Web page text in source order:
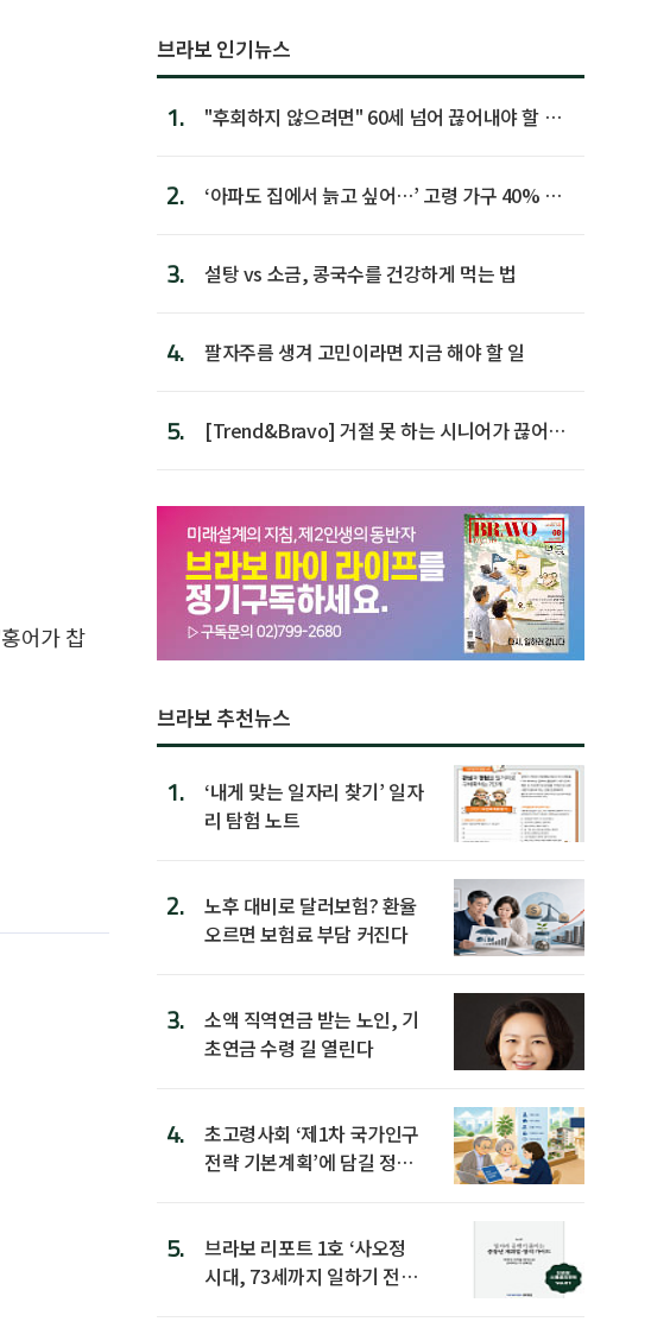
어가 찹
브라보 인기뉴스
1.
"후회하지 않으려면" 60세 넘어 끊어내야 할 사
2.
‘아파도 집에서 늙고 싶어…’ 고령 가구 40% 노
3. 설탕 vs 소금, 콩국수를 건강하게 먹는 법
4. 팔자주름 생겨 고민이라면 지금 해야 할 일
5.
[Trend&Bravo] 거절 못 하는 시니어가 끊어야
브라보 추천뉴스
1.
‘내게 맞는 일자리 찾기’ 일자
리 탐험 노트
2.
노후 대비로 달러보험? 환율
오르면 보험료 부담 커진다
3.
소액 직역연금 받는 노인, 기
초연금 수령 길 열린다
4.
초고령사회 ‘제1차 국가인구
전략 기본계획’에 담길 정책
5.
브라보 리포트 1호 ‘사오정
시대, 73세까지 일하기 전략’